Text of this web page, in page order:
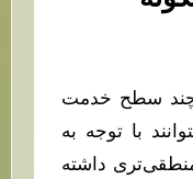
چند سطح خدمت
با توجه به
داشته